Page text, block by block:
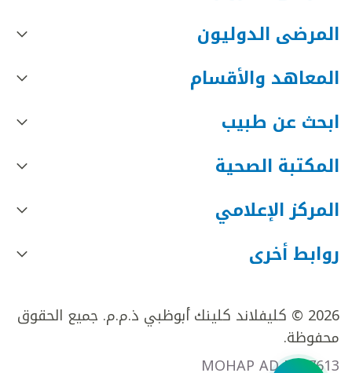
المرضى الدوليون
المعاهد والأقسام
ابحث عن طبيب
المكتبة الصحية
المركز الإعلامي
روابط أخرى
2026 © كليفلاند كلينك أبوظبي ذ.م.م. جميع الحقوق
محفوظة.
MOHAP AD FR27613